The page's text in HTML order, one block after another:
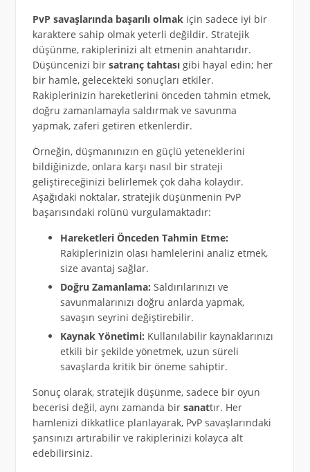
PvP savaşlarında başarılı olmakiçin sadece iyi bir
karaktere sahip olmak yeterli değildir. Stratejik
düşünme, rakiplerinizi alt etmenin anahtarıdır.
Düşüncenizi bir satranç tahtasıgibi hayal edin; her
bir hamle, gelecekteki sonuçları etkiler.
Rakiplerinizin hareketlerini önceden tahmin etmek,
doğru zamanlamayla saldırmak ve savunma
yapmak, zaferi getiren etkenlerdir.
Örneğin, düşmanınızın en güçlü yeteneklerini
bildiğinizde, onlara karşı nasıl bir strateji
geliştireceğinizi belirlemek çok daha kolaydır.
Aşağıdaki noktalar, stratejik düşünmenin PvP
başarısındaki rolünü vurgulamaktadır:
Hareketleri Önceden Tahmin Etme:
Rakiplerinizin olası hamlelerini analiz etmek,
size avantaj sağlar.
Doğru Zamanlama: Saldırılarınızı ve
savunmalarınızı doğru anlarda yapmak,
savaşın seyrini değiştirebilir.
Kaynak Yönetimi: Kullanılabilir kaynaklarınızı
etkili bir şekilde yönetmek, uzun süreli
savaşlarda kritik bir öneme sahiptir.
Sonuç olarak, stratejik düşünme, sadece bir oyun
becerisi değil, aynı zamanda bir sanattır. Her
hamlenizi dikkatlice planlayarak, PvP savaşlarındaki
şansınızı artırabilir ve rakiplerinizi kolayca alt
edebilirsiniz.